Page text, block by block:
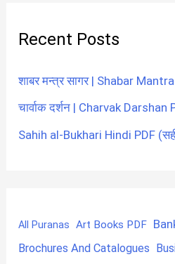
Recent Posts
शाबर मन्त्र सागर | Shabar
चार्वाक दर्शन | Charvak Darshan
Sahih al-Bukhari Hindi PDF
All Puranas Art Books PDF
Brochures And Catalogues